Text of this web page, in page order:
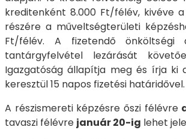
kreditenként 8.000 Ft/félév, kivéve
részére a műveltségterületi
Ft/félév. A fizetendő önköltségi
tantárgyfelvétel lezárását
Igazgatóság állapítja meg és írja ki
keresztül 15 napos fizetési határidővel.
A részismereti képzésre őszi félévre
tavaszi félévre január 20-ig lehet